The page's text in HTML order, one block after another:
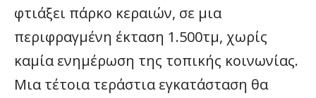
φτιάξει πάρκο κεραιών, σε μια
περιφραγμένη έκταση 1.500τμ, χωρίς
καμία ενημέρωση της τοπικής κοινωνίας.
Μια τέτοια τεράστια εγκατάσταση θα